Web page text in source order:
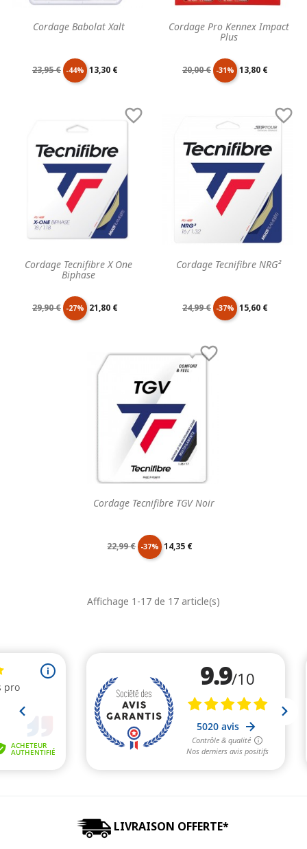
Cordage Babolat Xalt
Prix
23,95 € -44% Prix
13,30 €
Cordage Pro Kennex Impact
Plus
Prix
20,00 € -31% Prix
13,80 €
Cordage Tecnifibre X One
Biphase

Prix
29,90 € -27% Prix
21,80 €
Cordage Tecnifibre NRG²

Prix
base
24,99 € -37% Prix
15,60 €
Cordage Tecnifibre TGV Noir

Prix
base
22,99 € -37% Prix
14,35 €
Affichage 1-17 de 17 article(s)
LIVRAISON OFFERTE*